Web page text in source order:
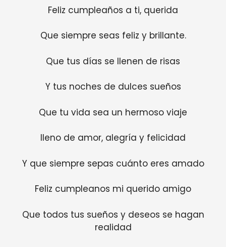
Feliz cumpleaños a ti, querida
Que siempre seas feliz y brillante.
Que tus días se llenen de risas
Y tus noches de dulces sueños
Que tu vida sea un hermoso viaje
lleno de amor, alegría y felicidad
Y que siempre sepas cuánto eres amado
Feliz cumpleanos mi querido amigo
Que todos tus sueños y deseos se hagan
realidad